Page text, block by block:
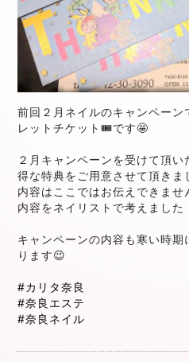
前回２月ネイルのキャンペーン
レットチケット🎟です🤩
２月キャンペーンを受けて頂
得な特典をご用意させて頂きま
内容はここではお伝えできま
内容をネイリストで考えました
キャンペーンの内容も寒い時
ります😉
#カリタ奈良
#奈良エステ
#奈良ネイル